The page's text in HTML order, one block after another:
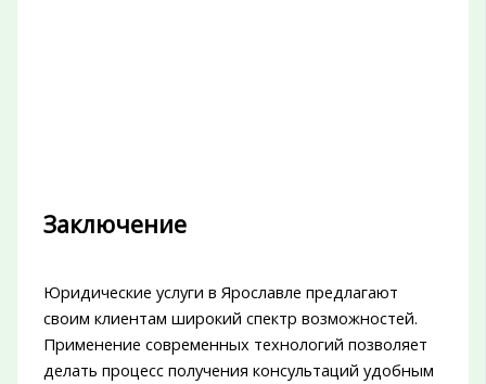
Заключение
Юридические услуги в Ярославле предлагают
своим клиентам широкий спектр возможностей.
Применение современных технологий позволяет
делать процесс получения консультаций удобным